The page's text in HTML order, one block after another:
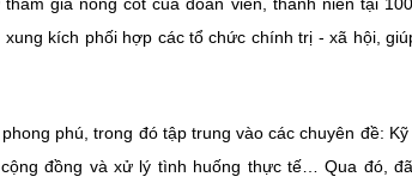
kích phối hợp các tổ chức chính trị - xã hội,
phú, trong đó tập trung vào các chuyên đề:
đồng và xử lý tình huống thực tế… Qua đó,